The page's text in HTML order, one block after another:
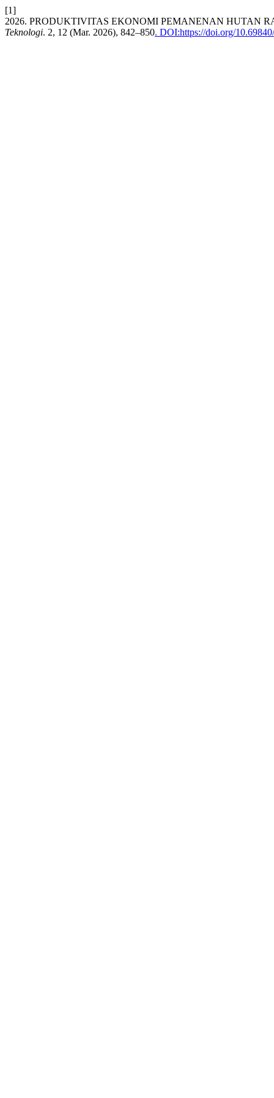
[1]
2026. PRODUKTIVITAS EKONOMI PEMANENAN HUTAN
Teknologi. 2, 12 (Mar. 2026), 842–850. DOI:https://doi.org/